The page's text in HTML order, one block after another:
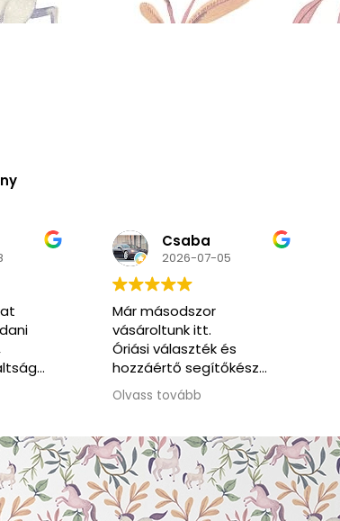
Kozma
2026-06-02
Nagyon elégedett voltam
a Tapéta Trend
szolgáltatásával. A honlap
remekül használható, a
kommunikáció végig
korrekt és segítőkész volt.
kerültünk, rugalmasan
ajánlottak alternatív
megoldást, ami nagy
segítség volt. Jó szívvel
Olvass tovább